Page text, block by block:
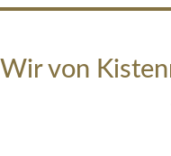
Wir von